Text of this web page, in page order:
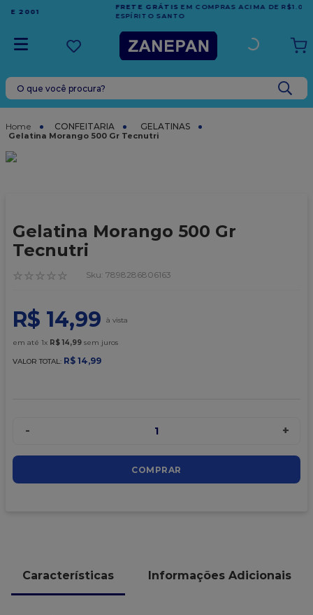
EM COMPRAS ACIMA DE R$1.000,00 PARA O
ESPÍRITO SANTO
O que você procura?
CONFEITARIA GELATINAS
Gelatina Morango 500 Gr Tecnutri
Gelatina Morango 500 Gr
Tecnutri
☆ ☆ ☆ ☆ ☆ : 7898286806163
R$ 14,99
em até 1x R$ 14,99 sem juros
VALOR TOTAL: R$ 14,99
- 1 +
COMPRAR
Características Informações Adicionais
TERMOS MAIS BUSCADOS
caixa
6
9º
caixa kraft
10º chocolate